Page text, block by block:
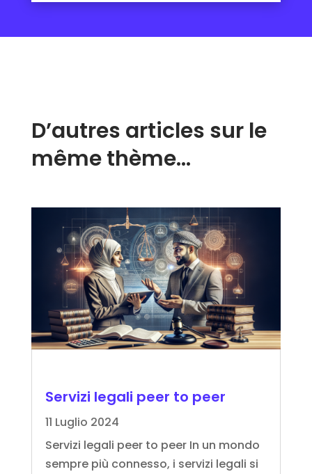
D’autres articles sur le
même thème…
Servizi legali peer to peer
11 Luglio 2024
Servizi legali peer to peer In un mondo
sempre più connesso, i servizi legali si